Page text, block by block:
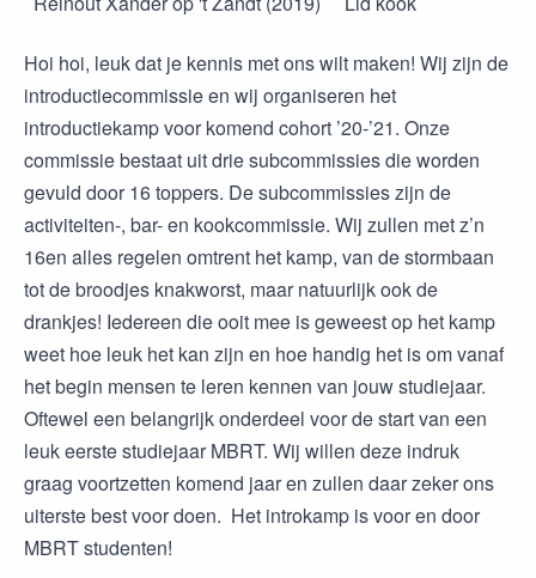
Hoi hoi, leuk dat je kennis met ons wilt maken! Wij zijn de
introductiecommissie en wij organiseren het
introductiekamp voor komend cohort ’20-’21. Onze
commissie bestaat uit drie subcommissies die worden
gevuld door 16 toppers. De subcommissies zijn de
activiteiten-, bar- en kookcommissie. Wij zullen met z’n
16en alles regelen omtrent het kamp, van de stormbaan
tot de broodjes knakworst, maar natuurlijk ook de
drankjes! Iedereen die ooit mee is geweest op het kamp
weet hoe leuk het kan zijn en hoe handig het is om vanaf
het begin mensen te leren kennen van jouw studiejaar.
Oftewel een belangrijk onderdeel voor de start van een
leuk eerste studiejaar MBRT. Wij willen deze indruk
graag voortzetten komend jaar en zullen daar zeker ons
uiterste best voor doen. Het introkamp is voor en door
MBRT studenten! ​